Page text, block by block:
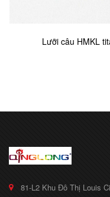
Lưỡi câu HMKL
81-L2 Khu Đô Thị Louis